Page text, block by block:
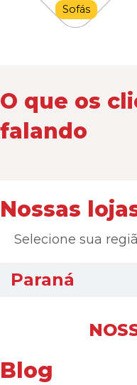
Sofás
O que os
falando
Nossas
Selecione sua
Paraná
Blog